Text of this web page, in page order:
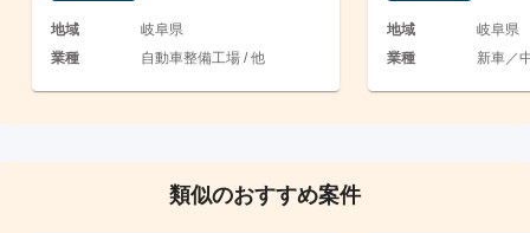
地域
岐阜県
業種
自動車整備工場 / 他
地域
岐阜県
業種
新車／
類似のおすすめ案件